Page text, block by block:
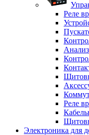
Реле
Реле
Электроника для